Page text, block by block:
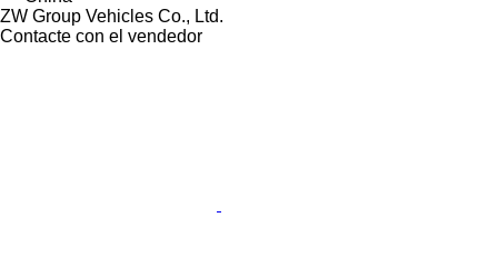
ZW Group Vehicles Co., Ltd.
Contacte con el vendedor